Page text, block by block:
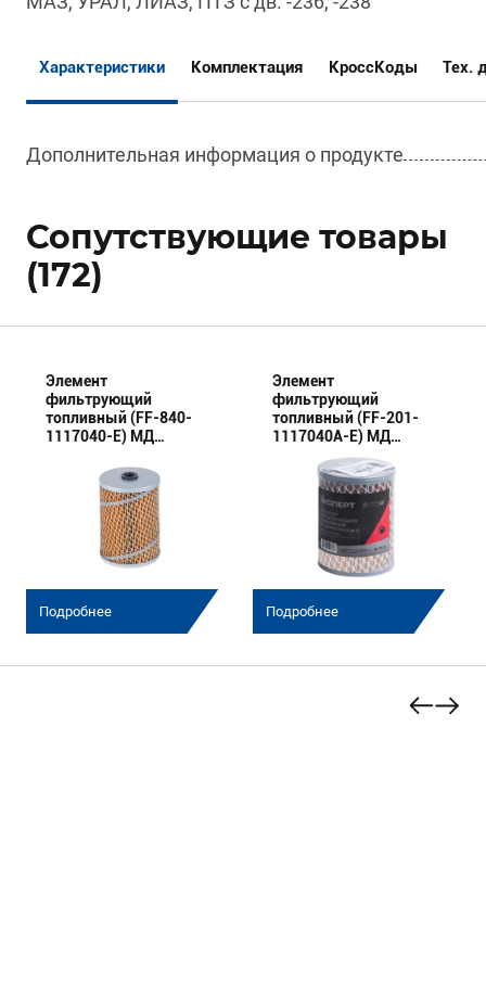
Характеристики Комплектация КроссКоды Тех.
Дополнительная информация о продукте
Сопутствующие товары
(172)
Элемент
фильтрующий
топливный (FF-840-
1117040-E) МД
Подробнее
Элемент
фильтрующий
топливный (FF-201-
1117040А-E) МД
(Эксперт)
Подробнее